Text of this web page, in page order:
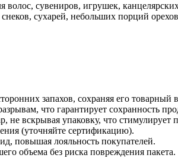
волос, сувениров, игрушек,
сухарей, небольших порций
запахов, сохраняя его товарный
что гарантирует сохранность
не вскрывая упаковку, что стимулирует
(уточняйте сертификацию).
повышая лояльность покупателей.
объема без риска повреждения пакета.